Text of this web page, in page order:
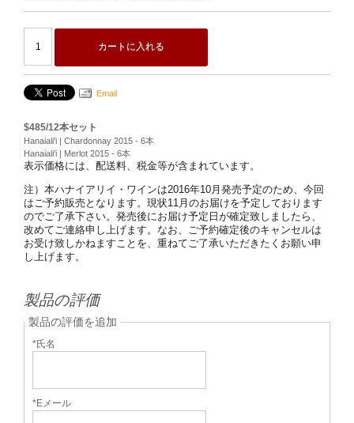
カートに入れる
Email
$485/12本セット
Hanaiali'i | Chardonnay 2015 - 6本
Hanaiali'i | Merlot 2015 - 6本
表示価格には、配送料、税金等が含まれています。
注）本ハナイアリイ・ワインは2016年10月発売予定のため、今回
はご予約販売となります。現状11月のお届けを予定しております
のでご了承下さい。発売後にお届け予定日が確定致しましたら、
改めてご連絡申し上げます。なお、ご予約確定後のキャンセルは
お受け致しかねますことを、重ねてご了承いただきたくお願い申
し上げます。
製品の評価
製品の評価を追加
*氏名
*Eメール